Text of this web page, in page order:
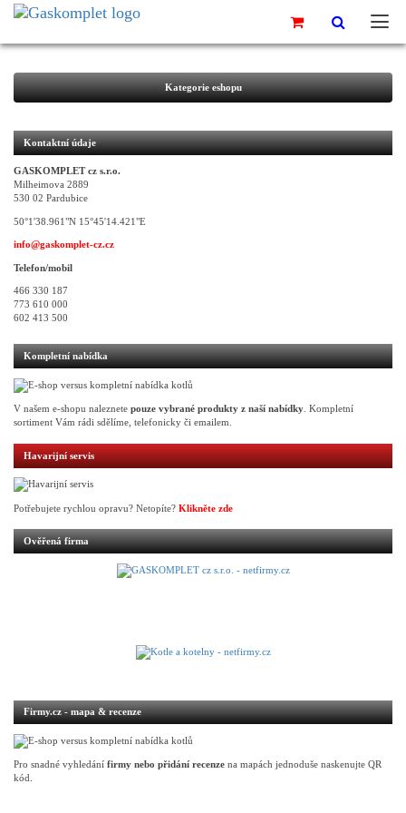
Kategorie eshopu
Kontaktní údaje
GASKOMPLET cz s.r.o.
Milheimova 2889
530 02 Pardubice
50°1'38.961"N 15°45'14.421"E
info@gaskomplet-cz.cz
Telefon/mobil
466 330 187
773 610 000
602 413 500
Kompletní nabídka
V našem e-shopu naleznete pouze vybrané produkty z naší nabídky . Kompletní
sortiment Vám rádi sdělíme, telefonicky či emailem.
Havarijní servis
Potřebujete rychlou opravu? Netopíte? Klikněte zde
Ověřená firma
Firmy.cz - mapa & recenze
Pro snadné vyhledání firmy nebo přidání recenze na mapách jednoduše naskenujte QR
kód.